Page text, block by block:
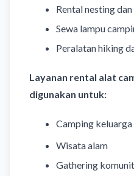
Rental nesting
Sewa lampu
Peralatan hiking
Layanan rental alat
digunakan untuk:
Camping keluarga
Wisata alam
Gathering